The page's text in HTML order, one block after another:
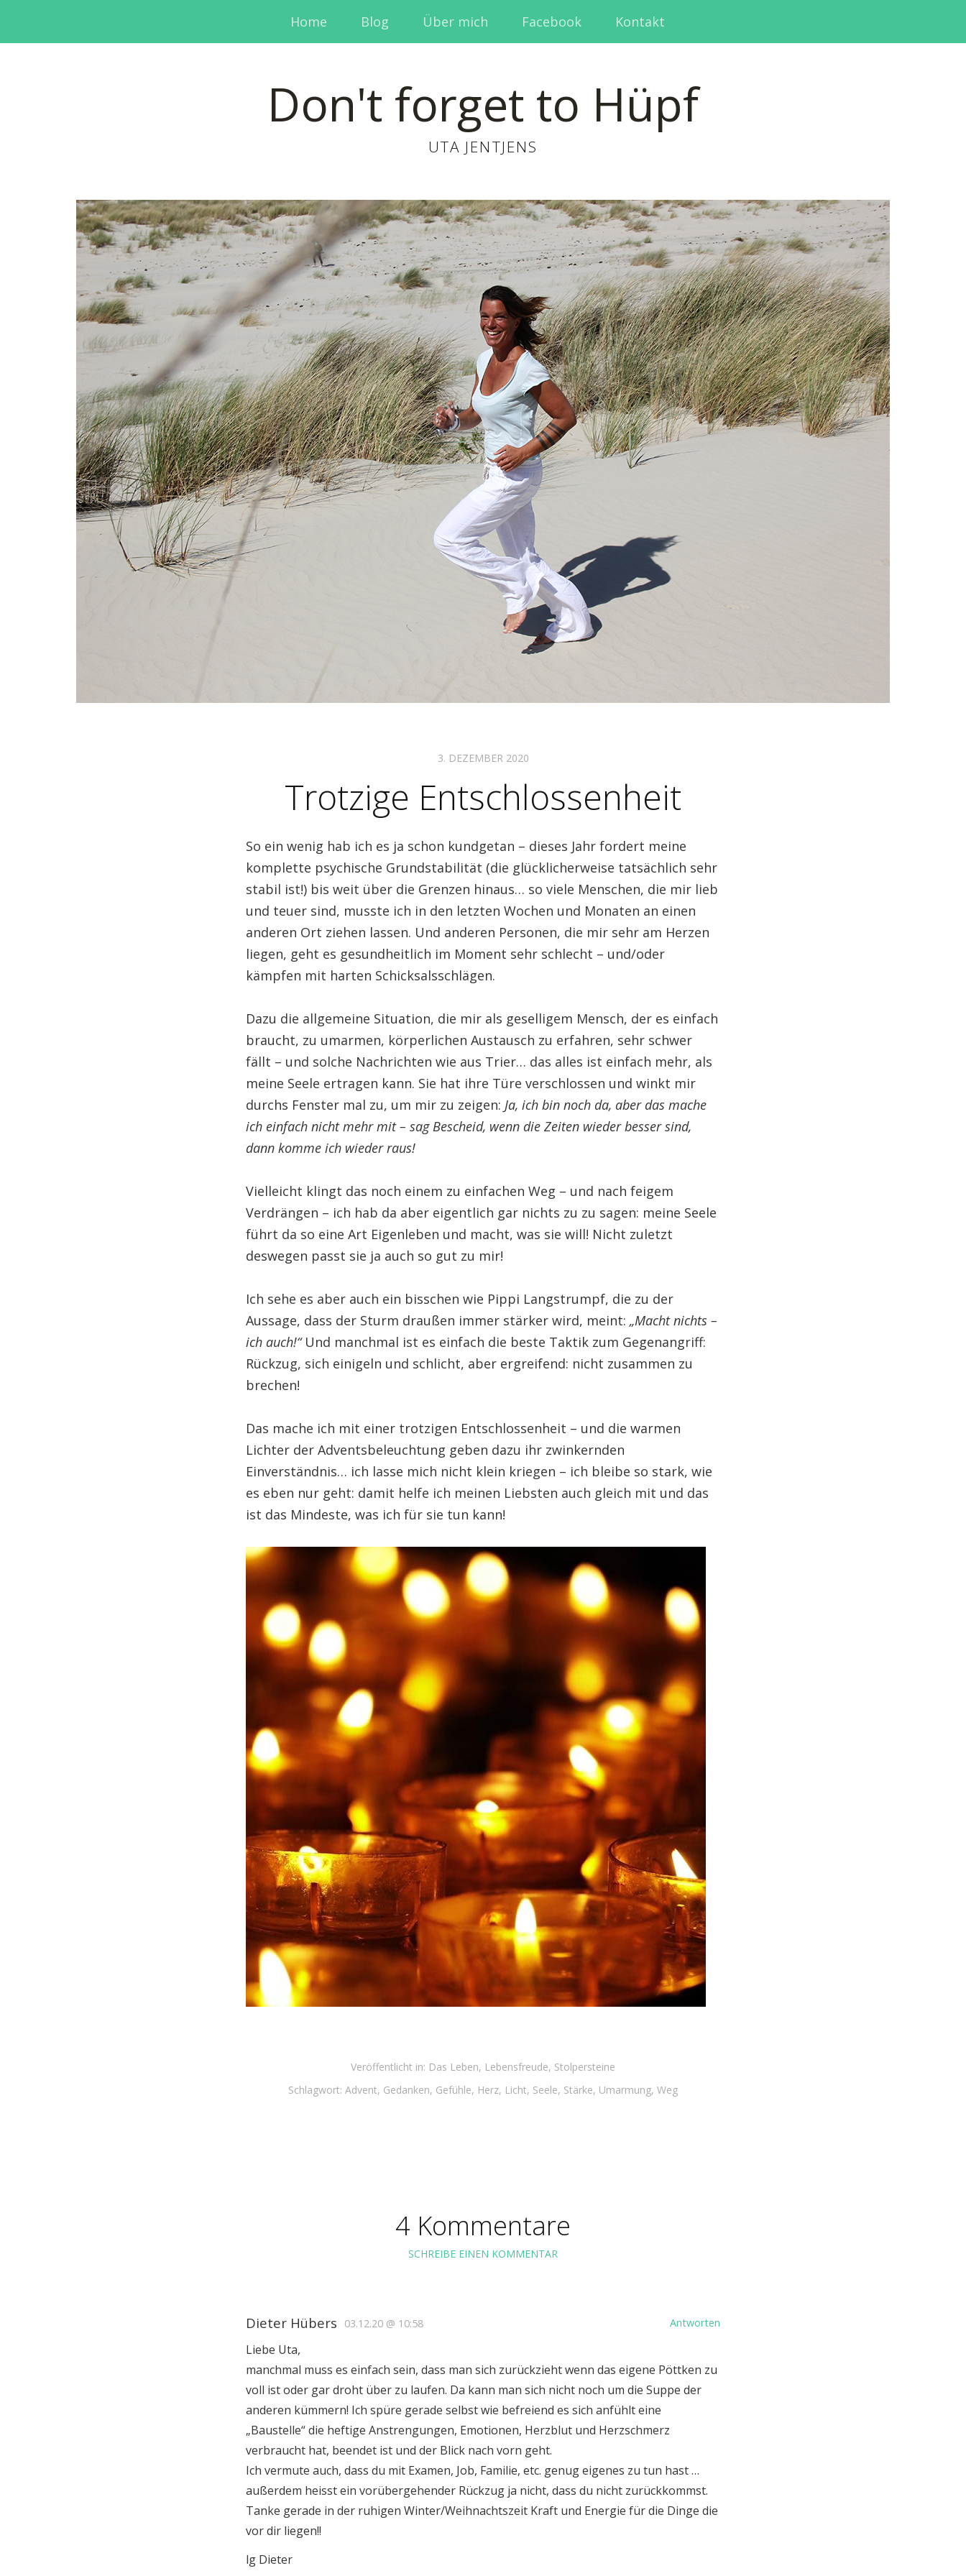
Home Blog Über mich Facebook Kontakt
Don't forget to Hüpf
UTA JENTJENS
3. DEZEMBER 2020
Trotzige Entschlossenheit
So ein wenig hab ich es ja schon kundgetan – dieses Jahr fordert meine
komplette psychische Grundstabilität (die glücklicherweise tatsächlich sehr
stabil ist!) bis weit über die Grenzen hinaus… so viele Menschen, die mir lieb
und teuer sind, musste ich in den letzten Wochen und Monaten an einen
anderen Ort ziehen lassen. Und anderen Personen, die mir sehr am Herzen
liegen, geht es gesundheitlich im Moment sehr schlecht – und/oder
kämpfen mit harten Schicksalsschlägen.
Dazu die allgemeine Situation, die mir als geselligem Mensch, der es einfach
braucht, zu umarmen, körperlichen Austausch zu erfahren, sehr schwer
fällt – und solche Nachrichten wie aus Trier… das alles ist einfach mehr, als
meine Seele ertragen kann. Sie hat ihre Türe verschlossen und winkt mir
durchs Fenster mal zu, um mir zu zeigen: Ja, ich bin noch da, aber das mache
ich einfach nicht mehr mit – sag Bescheid, wenn die Zeiten wieder besser sind,
dann komme ich wieder raus!
Vielleicht klingt das noch einem zu einfachen Weg – und nach feigem
Verdrängen – ich hab da aber eigentlich gar nichts zu zu sagen: meine Seele
führt da so eine Art Eigenleben und macht, was sie will! Nicht zuletzt
deswegen passt sie ja auch so gut zu mir!
Ich sehe es aber auch ein bisschen wie Pippi Langstrumpf, die zu der
Aussage, dass der Sturm draußen immer stärker wird, meint: „Macht nichts –
ich auch!“ Und manchmal ist es einfach die beste Taktik zum Gegenangriff:
Rückzug, sich einigeln und schlicht, aber ergreifend: nicht zusammen zu
brechen!
Das mache ich mit einer trotzigen Entschlossenheit – und die warmen
Lichter der Adventsbeleuchtung geben dazu ihr zwinkernden
Einverständnis… ich lasse mich nicht klein kriegen – ich bleibe so stark, wie
es eben nur geht: damit helfe ich meinen Liebsten auch gleich mit und das
ist das Mindeste, was ich für sie tun kann!
Veröffentlicht in: Das Leben, Lebensfreude, Stolpersteine
Schlagwort: Advent, Gedanken, Gefühle, Herz, Licht, Seele, Stärke, Umarmung, Weg
4 Kommentare
SCHREIBE EINEN KOMMENTAR
Dieter Hübers Antworten
03.12.20 @ 10:58
Liebe Uta,
manchmal muss es einfach sein, dass man sich zurückzieht wenn das eigene Pöttken zu
voll ist oder gar droht über zu laufen. Da kann man sich nicht noch um die Suppe der
anderen kümmern! Ich spüre gerade selbst wie befreiend es sich anfühlt eine
„Baustelle“ die heftige Anstrengungen, Emotionen, Herzblut und Herzschmerz
verbraucht hat, beendet ist und der Blick nach vorn geht.
Ich vermute auch, dass du mit Examen, Job, Familie, etc. genug eigenes zu tun hast …
außerdem heisst ein vorübergehender Rückzug ja nicht, dass du nicht zurückkommst.
Tanke gerade in der ruhigen Winter/Weihnachtszeit Kraft und Energie für die Dinge die
vor dir liegen!!
lg Dieter